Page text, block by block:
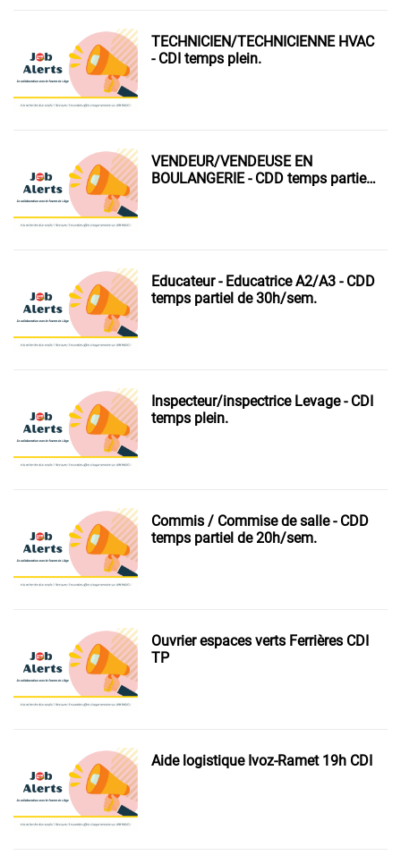
TECHNICIEN/TECHNICIENNE HVAC
- CDI temps plein.
VENDEUR/VENDEUSE EN
BOULANGERIE - CDD temps partiel
Educateur - Educatrice A2/A3 - CDD
temps partiel de 30h/sem.
Inspecteur/inspectrice Levage - CDI
temps plein.
Commis / Commise de salle - CDD
temps partiel de 20h/sem.
Ouvrier espaces verts Ferrières CDI
TP
Aide logistique Ivoz-Ramet 19h CDI